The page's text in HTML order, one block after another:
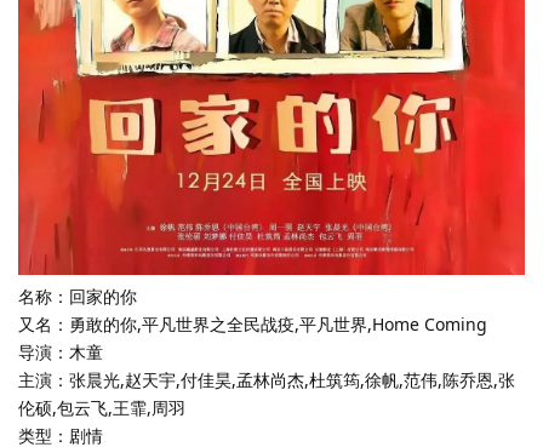
名称：回家的你
又名：勇敢的你,平凡世界之全民战疫,平凡世界,Home Coming
导演：木童
主演：张晨光,赵天宇,付佳昊,孟林尚杰,杜筑筠,徐帆,范伟,陈乔恩,张
伦硕,包云飞,王霏,周羽
类型：剧情